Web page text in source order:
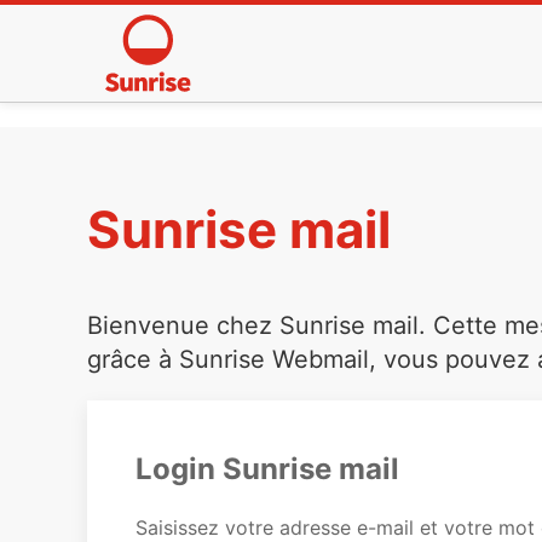
Sunrise mail
Bienvenue chez Sunrise mail. Cette
grâce à Sunrise Webmail, vous
Login Sunrise mail
Saisissez votre adresse e-mail et votre mot